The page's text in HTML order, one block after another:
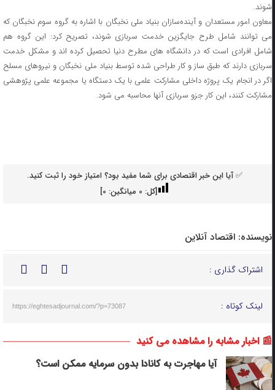
شوند.
معاون امور مستعدان و آینده‌سازان بنیاد ملی نخبگان با اشاره به گروه سوم نخبگان که
می توانند شامل طرح جایگزین خدمت سربازی شوند، تصریح کرد: این گروه هم
شامل افرادی است که در دانشگاه های مطرح دنیا تحصیل کرده اند و مشکل خدمت
سربازی دارند که طبق ساز و کار طراحی شده توسط بنیاد ملی نخبگان و نیروهای مسلح
اگر در انجام یک پروژه داخلی مشارکت علمی با یک دستگاه یا مجموعه علمی پژوهشی
مشارکت کنند، این کار جزو سربازی آنها محاسبه می شود.
✅ آیا این خبر اقتصادی برای شما مفید بود؟ امتیاز خود را ثبت کنید.
[کل: 0میانگین: 0
]
نویسنده: اقتصاد آنلاین
اشتراک گذاری :
لینک کوتاه : https://eghtesadjournal.com/?p=73087
📰 اخبار مشابه را مشاهده می کنید
آیا مهاجرت به کانادا بدون سرمایه ممکن است؟